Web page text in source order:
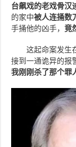
台飙戏的老戏骨汉
的家中被人连捅数
手捅他的凶手，竟
这起命案发生
接到一通诡异的报
我刚刚杀了那个罪